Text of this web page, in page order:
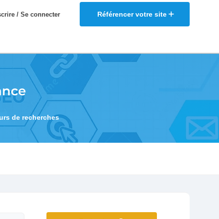
Référencer votre site
/ Se connecter
de recherches